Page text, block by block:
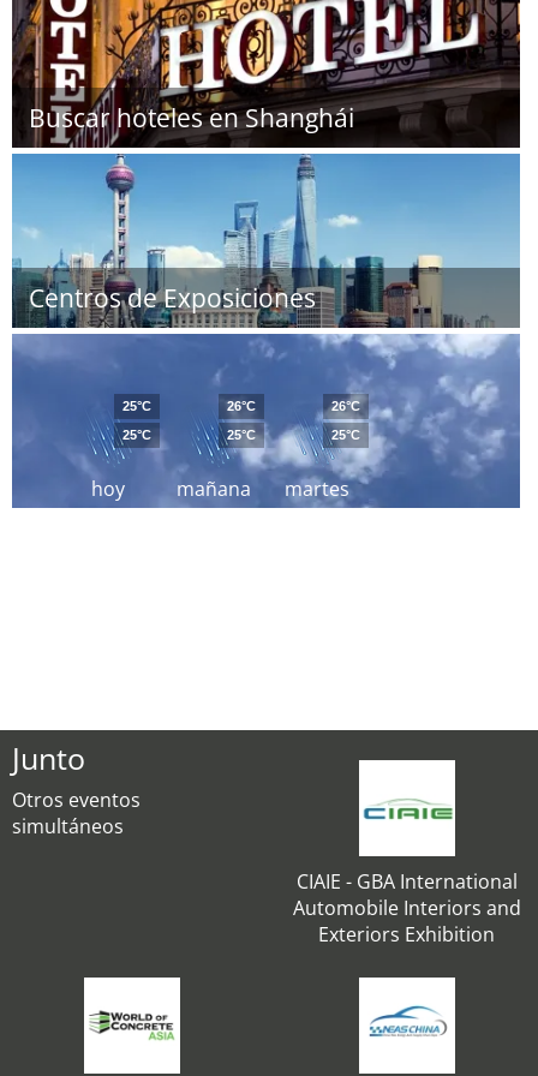
Buscar hoteles en Shanghái
Centros de Exposiciones
hoy
25°C
25°C
mañana
26°C
25°C
martes
26°C
25°C
Junto
Otros eventos
simultáneos
CIAIE - GBA International
Automobile Interiors and
Exteriors Exhibition